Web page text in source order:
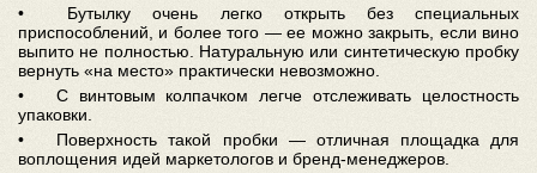
• Бутылку очень легко открыть без специальных
приспособлений, и более того — ее можно закрыть, если вино
выпито не полностью. Натуральную или синтетическую пробку
вернуть «на место» практически невозможно.
• С винтовым колпачком легче отслеживать целостность
упаковки.
• Поверхность такой пробки — отличная площадка для
воплощения идей маркетологов и бренд-менеджеров.